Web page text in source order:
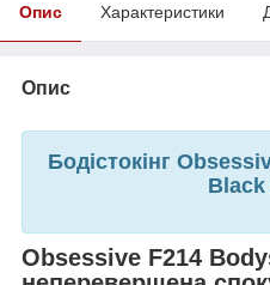
Опис Характеристики
Опис
Бодістокінг
Black
Obsessive F214